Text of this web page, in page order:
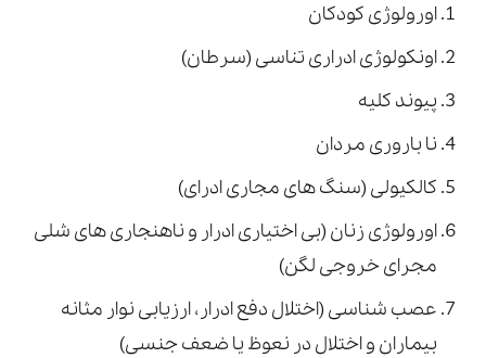
اورولوژی کودکان
اونکولوژی ادراری تناسی (سرطان)
پیوند کلیه
نا باروری مردان
کالکیولی (سنگ های مجاری ادرای)
اورولوژی زنان (بی اختیاری ادرار و ناهنجاری های شلی
مجرای خروجی لگن)
عصب شناسی (اختلال دفع ادرار، ارزیابی نوار مثانه
بیماران و اختلال در نعوظ یا ضعف جنسی)